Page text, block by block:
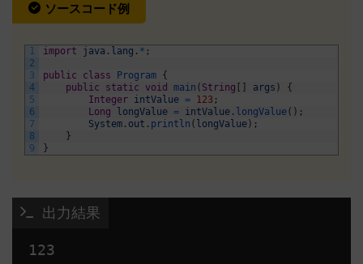
ソースコード例
1
2
3
4
5
6
7
8
9
import java . lang . * ;
public class Program {
public
static void main ( String args )
{
Integer intValue = 123 ;
Long
longValue = intValue . longValue( ) ;
System . out . println ( longValue ) ;
}
}
出力結果
123